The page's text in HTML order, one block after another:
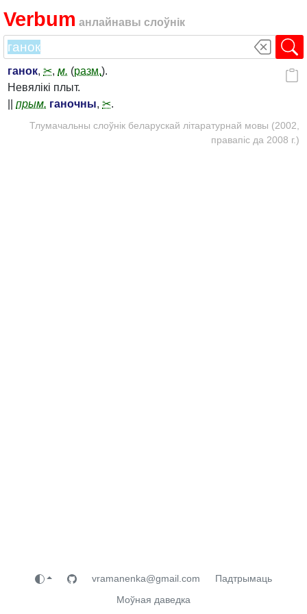
Verbum анлайнавы слоўнік
ганок, ✂, м. (разм.).
Невялікі плыт.
прым. ганочны, ✂.
Тлумачальны слоўнік беларускай літаратурнай мовы (2002,
правапіс да 2008 г.)
vramanenka@gmail.com
Падтрымаць
Моўная даведка